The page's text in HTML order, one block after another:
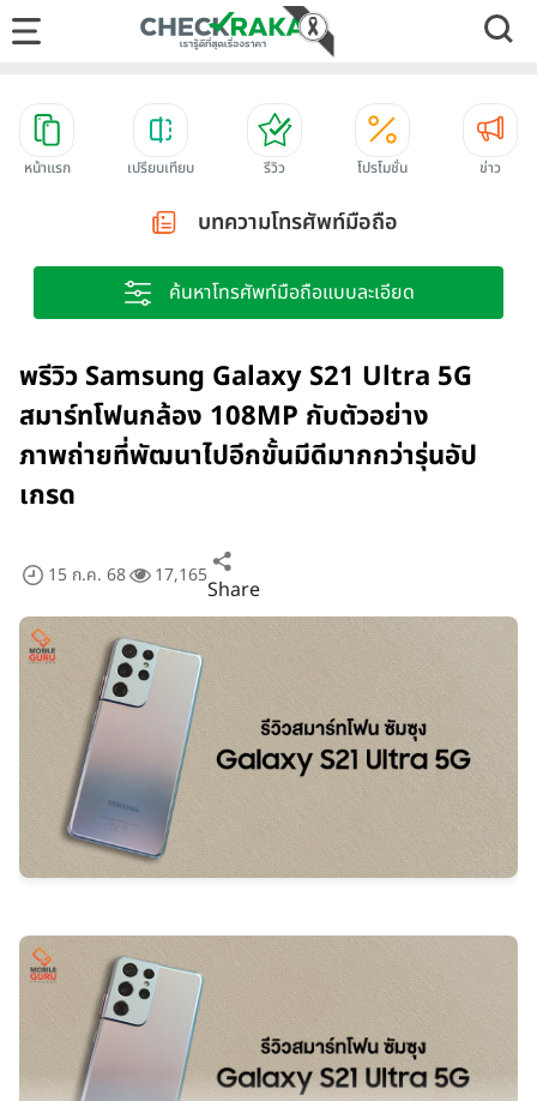
หน้าแรก เปรียบเทียบ รีวิว โปรโมชั่น ข่าว
บทความโทรศัพท์มือถือ
ค้นหาโทรศัพท์มือถือแบบละเอียด
พรีวิว Samsung Galaxy S21 Ultra 5G
สมาร์ทโฟนกล้อง 108MP กับตัวอย่าง
ภาพถ่ายที่พัฒนาไปอีกขั้นมีดีมากกว่ารุ่นอัป
เกรด
15 ก.ค. 68 17,165Share